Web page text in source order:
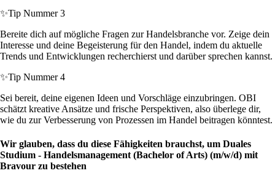
✨Tip Nummer 3
Bereite dich auf mögliche Fragen zur Handelsbranche vor. Zeige dein
Interesse und deine Begeisterung für den Handel, indem du aktuelle
Trends und Entwicklungen recherchierst und darüber sprechen kannst.
✨Tip Nummer 4
Sei bereit, deine eigenen Ideen und Vorschläge einzubringen. OBI
schätzt kreative Ansätze und frische Perspektiven, also überlege dir,
wie du zur Verbesserung von Prozessen im Handel beitragen könntest.
Wir glauben, dass du diese Fähigkeiten brauchst, um Duales
Studium - Handelsmanagement (Bachelor of Arts) (m/w/d) mit
Bravour zu bestehen